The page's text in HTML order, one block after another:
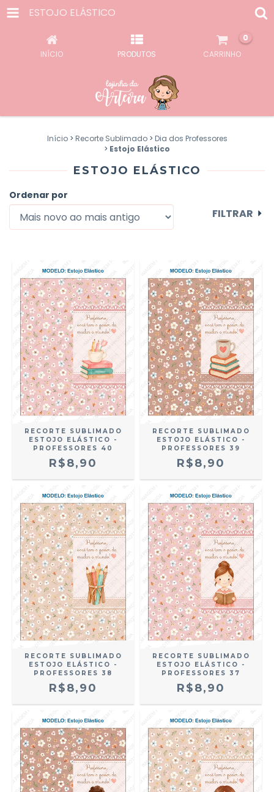
ESTOJO ELÁSTICO
INÍCIO PRODUTOS CARRINHO
0
Início > Recorte Sublimado > Dia dos Professores
> Estojo Elástico
ESTOJO ELÁSTICO
Ordenar por
FILTRAR
RECORTE SUBLIMADO
ESTOJO ELÁSTICO -
PROFESSORES 40
R$8,90
RECORTE SUBLIMADO
ESTOJO ELÁSTICO -
PROFESSORES 39
R$8,90
RECORTE SUBLIMADO
ESTOJO ELÁSTICO -
PROFESSORES 38
R$8,90
RECORTE SUBLIMADO
ESTOJO ELÁSTICO -
PROFESSORES 37
R$8,90